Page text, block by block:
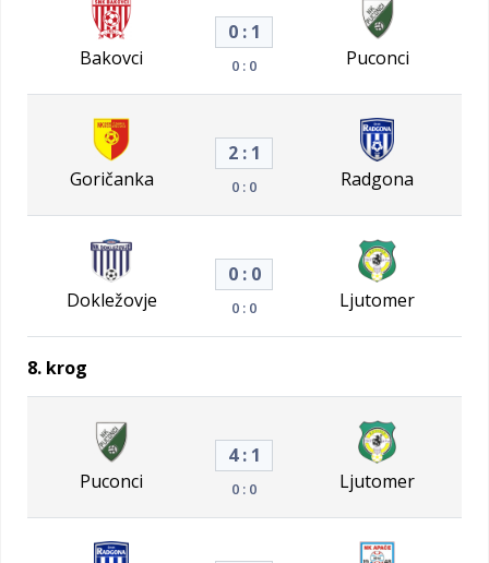
Bakovci
0 : 1
0 : 0 Puconci
Goričanka
2 : 1
0 : 0 Radgona
Dokležovje
0 : 0
0 : 0 Ljutomer
8. krog
Puconci
4 : 1
0 : 0 Ljutomer